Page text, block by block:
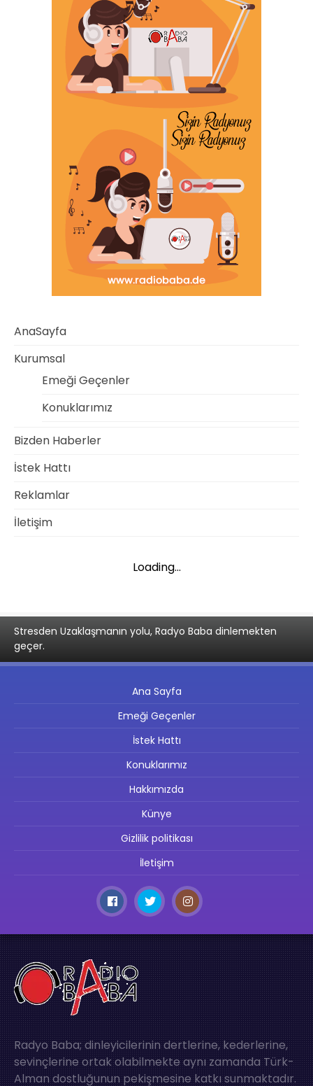
AnaSayfa
Kurumsal
Emeği Geçenler
Konuklarımız
Bizden Haberler
İstek Hattı
Reklamlar
İletişim
Loading...
Stresden Uzaklaşmanın yolu, Radyo Baba dinlemekten
geçer.
Ana Sayfa
Emeği Geçenler
İstek Hattı
Konuklarımız
Hakkımızda
Künye
Gizlilik politikası
İletişim
Radyo Baba; dinleyicilerinin dertlerine, kederlerine,
sevinçlerine ortak olabilmekte aynı zamanda Türk-
Alman dostluğunun pekişmesine katkı sunmaktadır.